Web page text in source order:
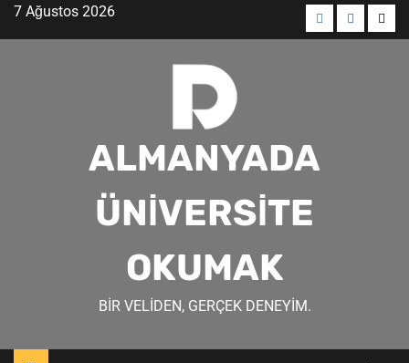
Skip7 Ağustos 2026
MenüMenü
ALMANYADA
ÜNIVERSITE
OKUMAK
BIR VELIDEN, GERÇEK DENEYIM.